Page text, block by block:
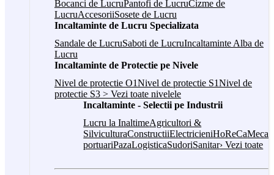
Bocanci de LucruPantofi de LucruCizme de
LucruAccesoriiSosete de Lucru
Incaltaminte de Lucru Specializata
Sandale de LucruSaboti de LucruIncaltaminte Alba de
Lucru
Incaltaminte de Protectie pe Nivele
Nivel de protectie O1Nivel de protectie S1Nivel de
protectie S3 > Vezi toate nivelele
Incaltaminte - Selectii pe Industrii
Lucru la InaltimeAgricultori &
SilviculturaConstructiiElectricieniHoReCa
portuariPazaLogisticaSudoriSanitar› Vezi toate